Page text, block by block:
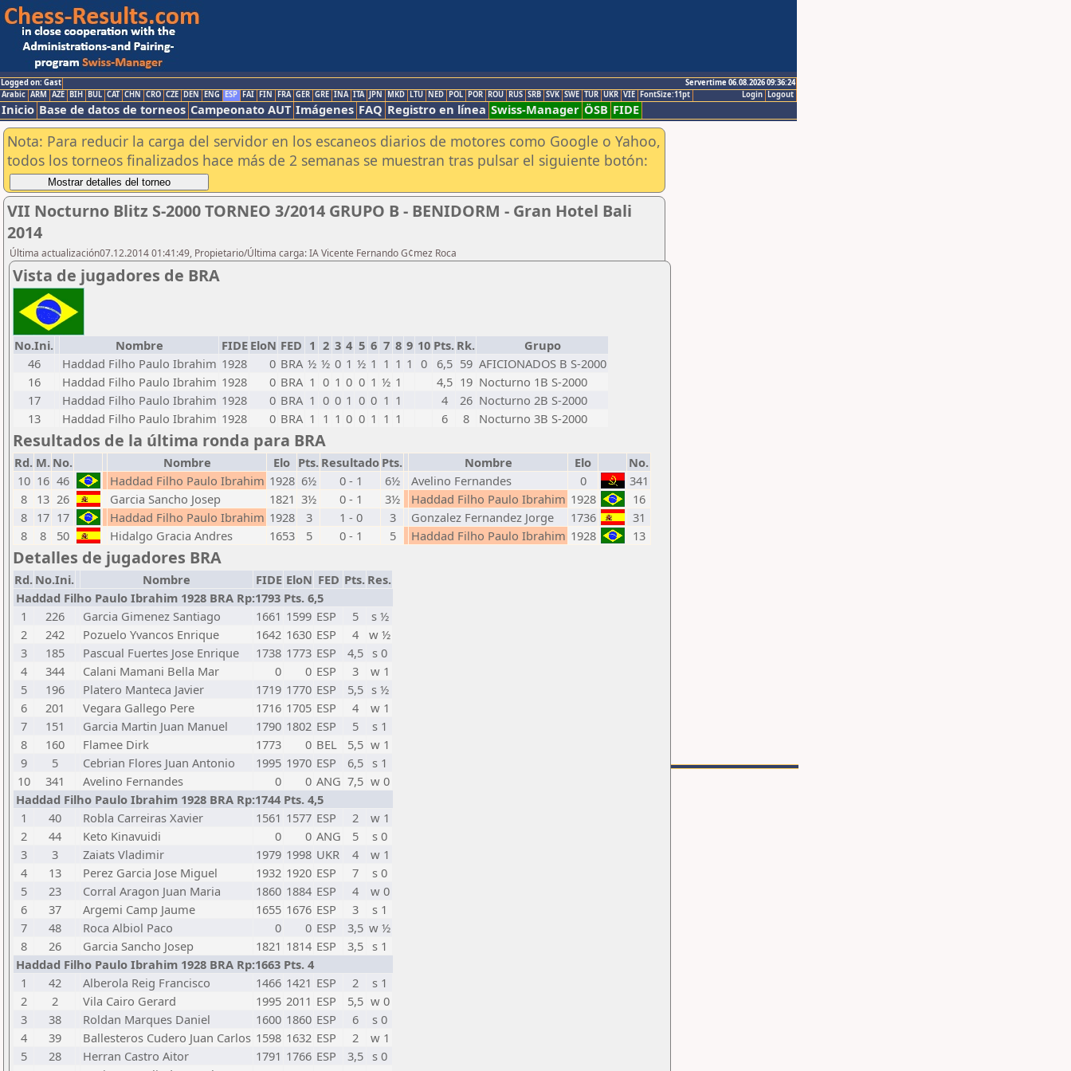
Logged on: Gast
Servertime 06.08.2026 09:36:24
Logout
Login
Arabic ARM AZE BIH BUL CAT CHN CRO CZE DEN ENG ESP FAI FIN FRA GER GRE INA ITA JPN MKD LTU NED POL POR ROU RUS SRB SVK SWE TUR UKR VIE FontSize:11pt
Inicio Base de datos de torneos Campeonato AUT Imágenes FAQ Registro en línea Swiss-Manager ÖSB FIDE
Nota: Para reducir la carga del servidor en los escaneos diarios de motores como Google o Yahoo,
todos los torneos finalizados hace más de 2 semanas se muestran tras pulsar el siguiente botón:
VII Nocturno Blitz S-2000 TORNEO 3/2014 GRUPO B - BENIDORM - Gran Hotel Bali
2014
Última actualización07.12.2014 01:41:49, Propietario/Última carga: IA Vicente Fernando G¢mez Roca
Vista de jugadores de BRA
No.Ini. Nombre FIDE EloN FED 1 2 3 4 5 6 7 8 9 10 Pts. Rk.
Grupo
46
Haddad Filho Paulo Ibrahim 1928 0 BRA ½ ½ 0 1 ½ 1 1 1 1 0 6,5 59 AFICIONADOS B S-2000
16
Haddad Filho Paulo Ibrahim 1928 0 BRA 1 0 1 0 0 1 ½ 1 4,5 19 Nocturno 1B S-2000
17
Haddad Filho Paulo Ibrahim 1928 0 BRA 1 0 0 1 0 0 1 1 4 26 Nocturno 2B S-2000
13
Haddad Filho Paulo Ibrahim 1928 0 BRA 1 1 1 0 0 1 1 1 6 8 Nocturno 3B S-2000
Resultados de la última ronda para BRA
Rd. M. No. Nombre Elo Pts. Resultado Pts. Nombre Elo
No.
10 16 46 Haddad Filho Paulo Ibrahim 1928 6½ 0 - 1 6½ Avelino Fernandes 0
341
8
13 26 Garcia Sancho Josep 1821 3½ 0 - 1 3½ Haddad Filho Paulo Ibrahim 1928
16
8
17 17 Haddad Filho Paulo Ibrahim 1928 3 1 - 0 3 Gonzalez Fernandez Jorge 1736
31
8
8 50 Hidalgo Gracia Andres 1653 5 0 - 1 5 Haddad Filho Paulo Ibrahim 1928 13
Detalles de jugadores BRA
Rd. No.Ini. Nombre FIDE EloN FED Pts. Res.
Haddad Filho Paulo Ibrahim 1928 BRA Rp:1793 Pts. 6,5
1
226 Garcia Gimenez Santiago 1661 1599 ESP 5
s ½
2
242 Pozuelo Yvancos Enrique 1642 1630 ESP 4
w ½
3
185 Pascual Fuertes Jose Enrique 1738 1773 ESP 4,5
s 0
4
344 Calani Mamani Bella Mar 0 0 ESP 3
w 1
5
196 Platero Manteca Javier 1719 1770 ESP 5,5 s ½
6
201 Vegara Gallego Pere 1716 1705 ESP 4
w 1
7
151 Garcia Martin Juan Manuel 1790 1802 ESP 5
s 1
8
160 Flamee Dirk 1773 0 BEL 5,5 w 1
9
5 Cebrian Flores Juan Antonio 1995 1970 ESP 6,5
s 1
10
341 Avelino Fernandes 0 0 ANG 7,5 w 0
Haddad Filho Paulo Ibrahim 1928 BRA Rp:1744 Pts. 4,5
1
40 Robla Carreiras Xavier 1561 1577 ESP 2
w 1
2
44 Keto Kinavuidi 0 0 ANG 5
s 0
3
3 Zaiats Vladimir 1979 1998 UKR 4
w 1
4
13 Perez Garcia Jose Miguel 1932 1920 ESP 7
s 0
5
23 Corral Aragon Juan Maria 1860 1884 ESP 4
w 0
6
37 Argemi Camp Jaume 1655 1676 ESP 3
s 1
7
48 Roca Albiol Paco 0 0 ESP 3,5 w ½
8
26 Garcia Sancho Josep 1821 1814 ESP 3,5 s 1
Haddad Filho Paulo Ibrahim 1928 BRA Rp:1663 Pts. 4
1
42 Alberola Reig Francisco 1466 1421 ESP 2
s 1
2
2 Vila Cairo Gerard 1995 2011 ESP 5,5 w 0
3
38 Roldan Marques Daniel 1600 1860 ESP 6
s 0
4
39 Ballesteros Cudero Juan Carlos 1598 1632 ESP 2
w 1
5
28 Herran Castro Aitor 1791 1766 ESP 3,5
s 0